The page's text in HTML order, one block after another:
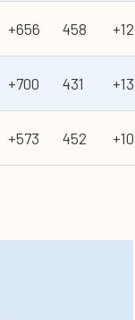
+656 458
+700 431
+573 452